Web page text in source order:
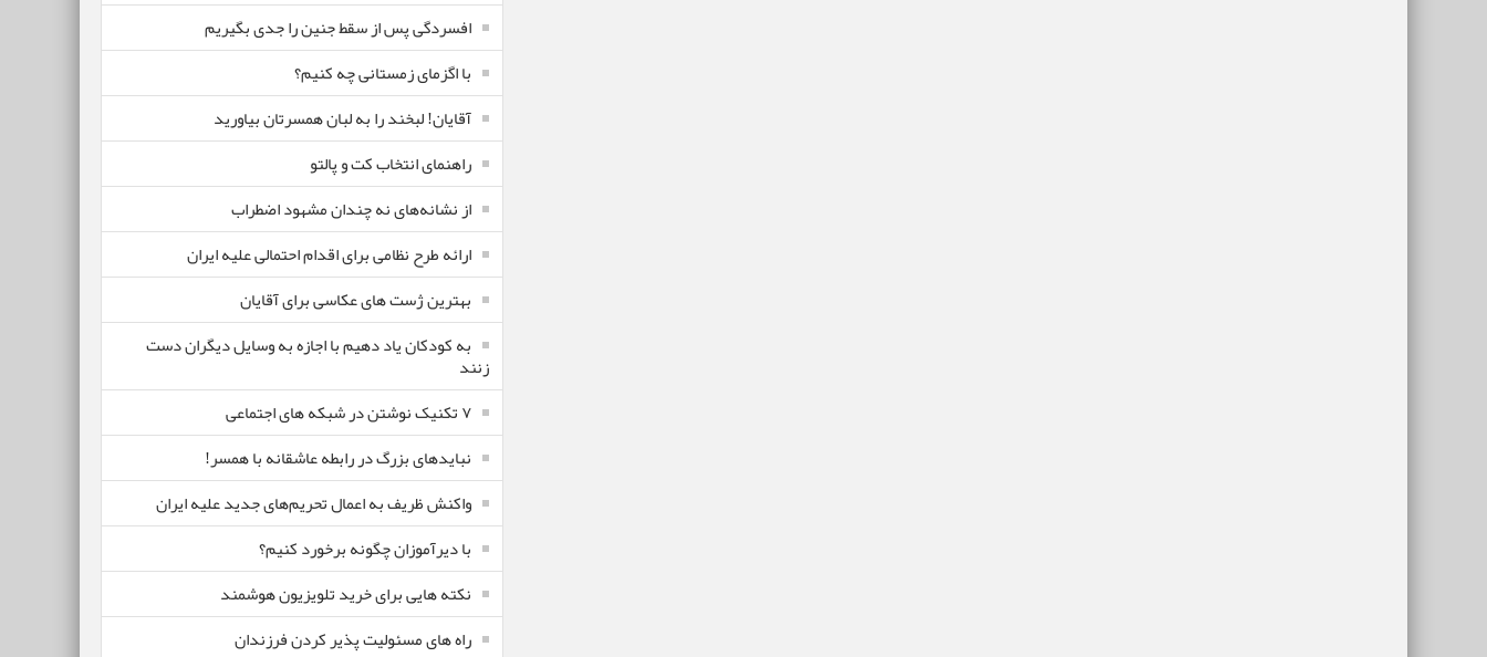
افسردگی پس از سقط جنین را جدی بگیریم
با اگزمای زمستانی چه کنیم؟
آقایان! لبخند را به لبان همسرتان بیاورید
راهنمای انتخاب کت و پالتو
از نشانه‌های نه چندان مشهود اضطراب
ارائه طرح نظامی برای اقدام احتمالی علیه ایران
بهترین ژست های عکاسی برای آقایان
به کودکان یاد دهیم با اجازه به وسایل دیگران دست
زنند
۷ تکنیک نوشتن در شبکه های اجتماعی
نبایدهای بزرگ در رابطه عاشقانه با همسر!
واکنش ظریف به اعمال تحریم‌های جدید علیه ایران
با دیرآموزان چگونه برخورد کنیم؟
نکته هایی برای خرید تلویزیون هوشمند
راه های مسئولیت پذیر کردن فرزندان